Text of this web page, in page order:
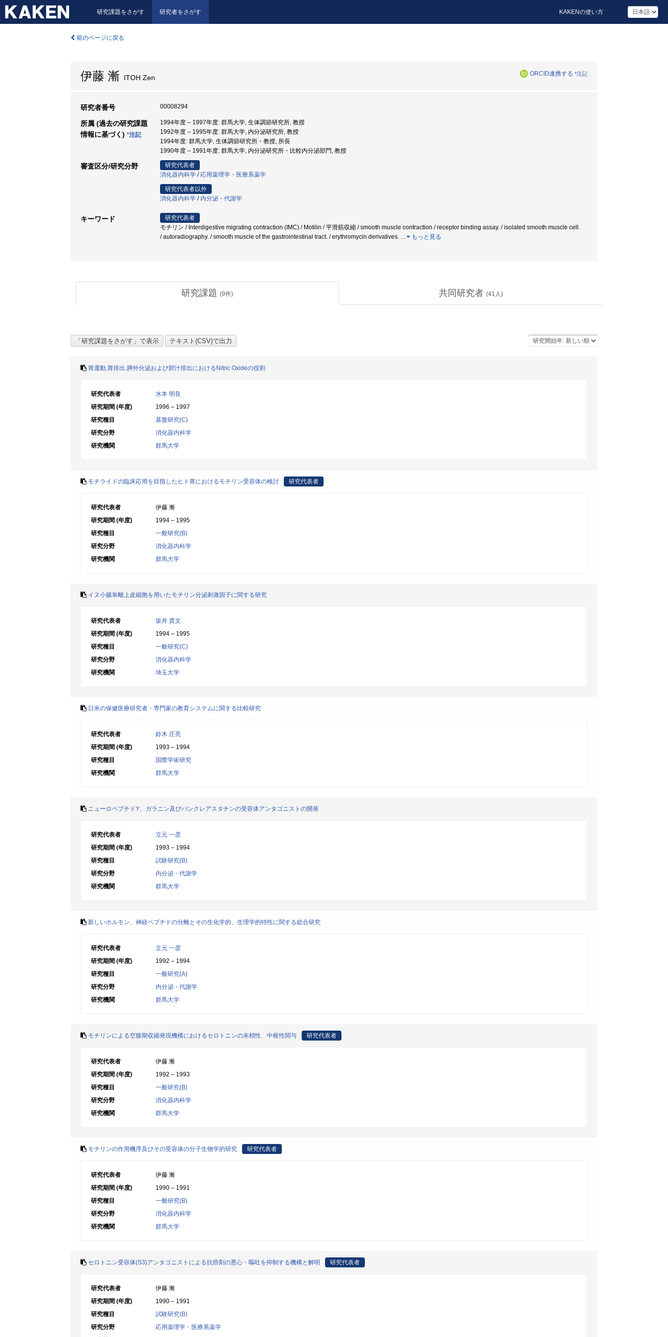
研究課題をさがす 研究者をさがす KAKENの使い方
前のページに戻る
伊藤 漸 ITOH Zen ORCID連携する *注記
研究者番号 00008294
所属 (過去の研究課題
情報に基づく) *注記
1994年度 – 1997年度: 群馬大学, 生体調節研究所, 教授
1992年度 – 1995年度: 群馬大学, 内分泌研究所, 教授
1994年度: 群馬大学, 生体調節研究所・教授, 所長
1990年度 – 1991年度: 群馬大学, 内分泌研究所・比較内分泌部門, 教授
審査区分/研究分野
研究代表者
消化器内科学 / 応用薬理学・医療系薬学
研究代表者以外
消化器内科学 / 内分泌・代謝学
キーワード
研究代表者
モチリン / Interdigestive migrating contraction (IMC) / Motilin / 平滑筋収縮 / smooth muscle contraction / receptor binding assay. / isolated smooth muscle cell.
/ autoradiography. / smooth muscle of the gastrointestinal tract. / erythromycin derivatives. … もっと見る
研究課題 (9件) 共同研究者 (41 人)
胃運動,胃排出,膵外分泌および胆汁排出におけるNitric Oxideの役割
研究代表者
水本 明良
研究期間 (年度)
1996 – 1997
研究種目
基盤研究(C)
研究分野
消化器内科学
研究機関
群馬大学
モチライドの臨床応用を目指したヒト胃におけるモチリン受容体の検討 研究代表者
研究代表者
伊藤 漸
研究期間 (年度)
1994 – 1995
研究種目
一般研究(B)
研究分野
消化器内科学
研究機関
群馬大学
イヌ小腸単離上皮細胞を用いたモチリン分泌刺激因子に関する研究
研究代表者
坂井 貴文
研究期間 (年度)
1994 – 1995
研究種目
一般研究(C)
研究分野
消化器内科学
研究機関
埼玉大学
日米の保健医療研究者・専門家の教育システムに関する比較研究
研究代表者
鈴木 庄亮
研究期間 (年度)
1993 – 1994
研究種目
国際学術研究
研究機関
群馬大学
ニューロペプチドY、ガラニン及びパンクレアスタチンの受容体アンタゴニストの開発
研究代表者
立元 一彦
研究期間 (年度)
1993 – 1994
研究種目
試験研究(B)
研究分野
内分泌・代謝学
研究機関
群馬大学
新しいホルモン、神経ペプチドの分離とその生化学的、生理学的特性に関する総合研究
研究代表者
立元 一彦
研究期間 (年度)
1992 – 1994
研究種目
一般研究(A)
研究分野
内分泌・代謝学
研究機関
群馬大学
モチリンによる空腹期収縮発現機構におけるセロトニンの末梢性、中枢性関与 研究代表者
研究代表者
伊藤 漸
研究期間 (年度)
1992 – 1993
研究種目
一般研究(B)
研究分野
消化器内科学
研究機関
群馬大学
モチリンの作用機序及びその受容体の分子生物学的研究 研究代表者
研究代表者
伊藤 漸
研究期間 (年度)
1990 – 1991
研究種目
一般研究(B)
研究分野
消化器内科学
研究機関
群馬大学
セロトニン受容体(S3)アンタゴニストによる抗癌剤の悪心・嘔吐を抑制する機構と解明 研究代表者
研究代表者
伊藤 漸
研究期間 (年度)
1990 – 1991
研究種目
試験研究(B)
研究分野
応用薬理学・医療系薬学